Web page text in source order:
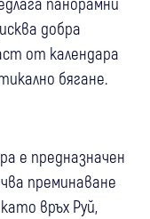
добра
от календара
бягане.
е предназначен
преминаване
връх Руй,